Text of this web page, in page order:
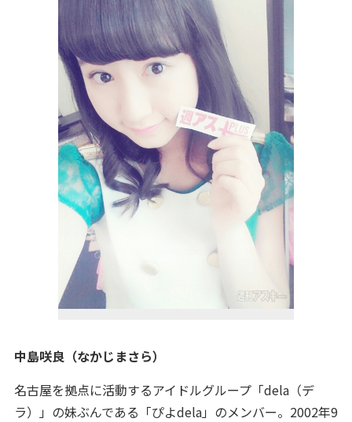
中島咲良（なかじまさら）
名古屋を拠点に活動するアイドルグループ「dela（デ
ラ）」の妹ぶんである「ぴよdela」のメンバー。2002年9